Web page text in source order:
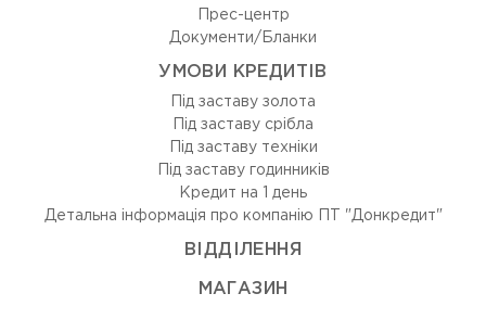
Прес-центр
Документи/Бланки
УМОВИ КРЕДИТІВ
Під заставу золота
Під заставу срібла
Під заставу техніки
Під заставу годинників
Кредит на 1 день
Детальна інформація про компанію ПТ "Донкредит"
ВIДДIЛЕННЯ
МАГАЗИН